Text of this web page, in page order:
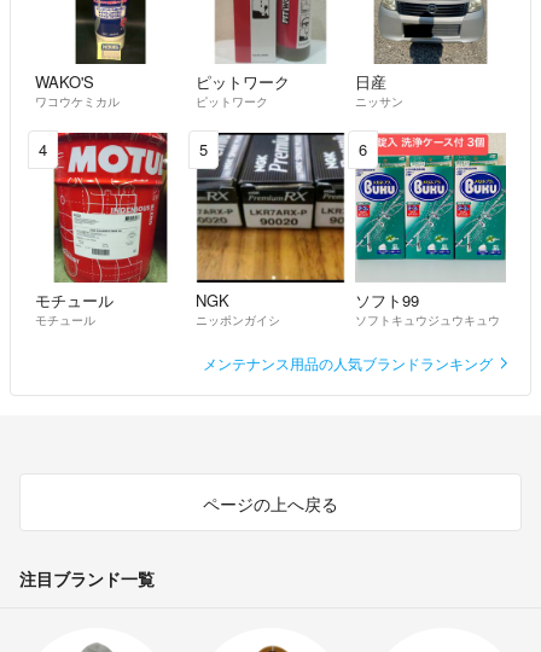
WAKO'S
ワコウケミカル
ピットワーク
ピットワーク
日産
ニッサン
4
モチュール
モチュール
5
NGK
ニッポンガイシ
6
ソフト99
ソフトキュウジュウキュウ
メンテナンス用品の人気ブランドランキング
ページの上へ戻る
注目ブランド一覧